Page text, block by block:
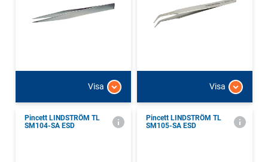
Visa Visa
Pincett LINDSTRÖM TL
SM104-SA ESD
Pincett LINDSTRÖM TL
SM105-SA ESD